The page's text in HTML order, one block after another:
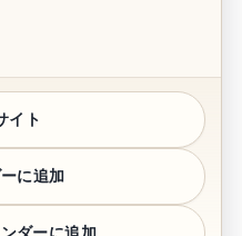
イト